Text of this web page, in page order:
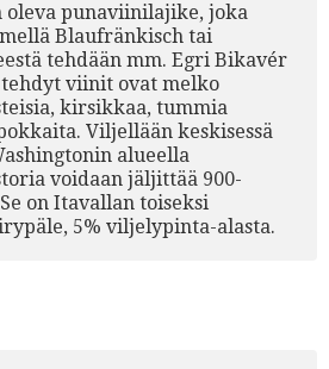
oleva punaviinilajike, joka
Blaufränkisch tai
tehdään mm. Egri Bikavér
viinit ovat melko
kirsikkaa, tummia
Viljellään keskisessä
alueella
voidaan jäljittää 900-
on Itavallan toiseksi
5% viljelypinta-alasta.